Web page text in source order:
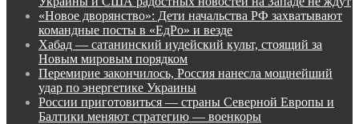
«Новое дворянство»: Дети начальства РФ захватывают
командные посты в «ЕдРо» и везде
Хабад — сатанинский иудейский культ, стоящий за
Новым мировым порядком
Перемирие закончилось, Россия нанесла мощнейший
удар по энергетике Украины
России приготовиться — страны Северной Европы и
Балтики меняют стратегию — военкоры